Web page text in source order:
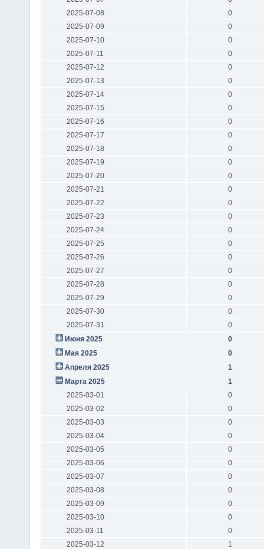
2025-07-08
0
2025-07-09
0
2025-07-10
0
2025-07-11
0
2025-07-12
0
2025-07-13
0
2025-07-14
0
2025-07-15
0
2025-07-16
0
2025-07-17
0
2025-07-18
0
2025-07-19
0
2025-07-20
0
2025-07-21
0
2025-07-22
0
2025-07-23
0
2025-07-24
0
2025-07-25
0
2025-07-26
0
2025-07-27
0
2025-07-28
0
2025-07-29
0
2025-07-30
0
2025-07-31
0
Июня 2025
0
Мая 2025
0
Апреля 2025
1
Марта 2025
1
2025-03-01
0
2025-03-02
0
2025-03-03
0
2025-03-04
0
2025-03-05
0
2025-03-06
0
2025-03-07
0
2025-03-08
0
2025-03-09
0
2025-03-10
0
2025-03-11
0
2025-03-12
1